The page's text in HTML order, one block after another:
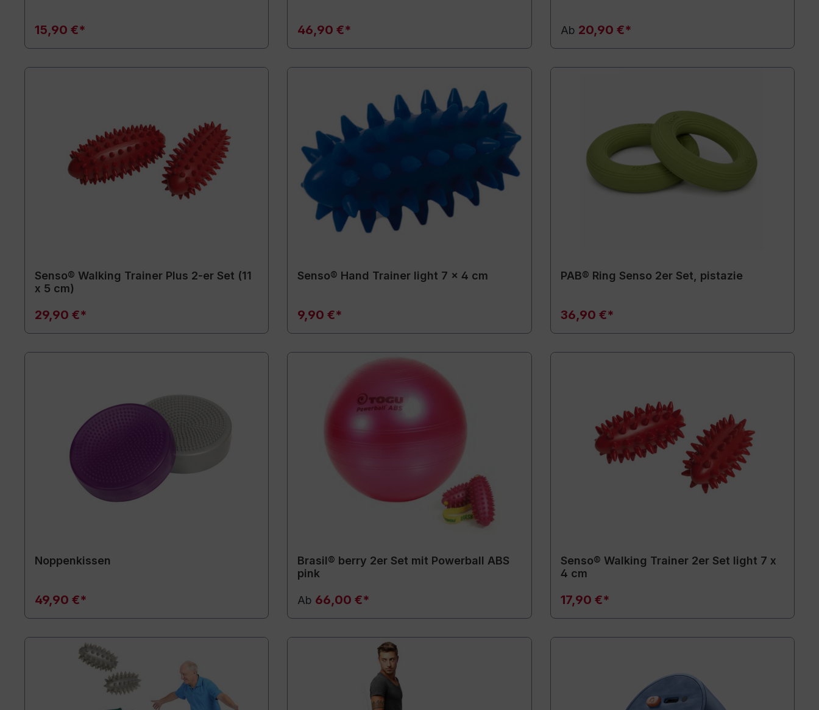
15,90 €* 46,90 €* Ab 20,90 €*
Senso® Walking Trainer Plus 2-er Set (11
x 5 cm)
29,90 €*
Senso® Hand Trainer light 7 x 4 cm
9,90 €*
PAB® Ring Senso 2er Set, pistazie
36,90 €*
Noppenkissen
49,90 €*
Brasil® berry 2er Set mit Powerball ABS
pink
Ab 66,00 €*
Senso® Walking Trainer 2er Set light 7 x
4 cm
17,90 €*